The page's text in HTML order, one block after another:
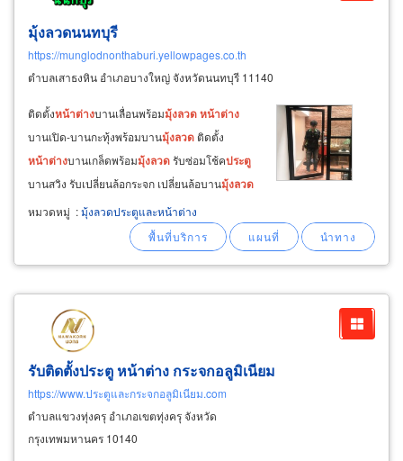
มุ้งลวดนนทบุรี
https://munglodnonthaburi.yellowpages.co.th
ตำบลเสาธงหิน อำเภอบางใหญ่ จังหวัดนนทบุรี 11140
ติดตั้งหน้าต่างบานเลื่อนพร้อมมุ้งลวดหน้าต่าง
บานเปิด-บานกะทุ้งพร้อมบานมุ้งลวด ติดตั้ง
หน้าต่างบานเกล็ดพร้อมมุ้งลวด รับซ่อมโช้คประตู
บานสวิง รับเปลี่ยนล้อกระจก เปลี่ยนล้อบานมุ้งลวด
หมวดหมู่ :มุ้งลวดประตูและหน้าต่าง
รับติดตั้งประตู หน้าต่าง กระจกอลูมิเนียม
https://www.ประตูและกระจกอลูมิเนียม.com
ตำบลแขวงทุ่งครุ อำเภอเขตทุ่งครุ จังหวัด
กรุงเทพมหานคร 10140